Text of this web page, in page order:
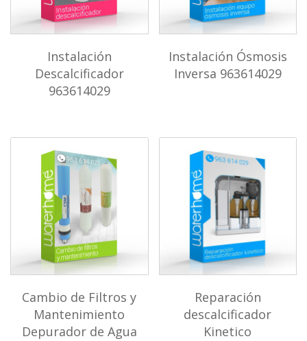
Instalación
Descalcificador
963614029
Instalación Ósmosis
Inversa 963614029
Cambio de Filtros y
Mantenimiento
Depurador de Agua
Reparación
descalcificador
Kinetico